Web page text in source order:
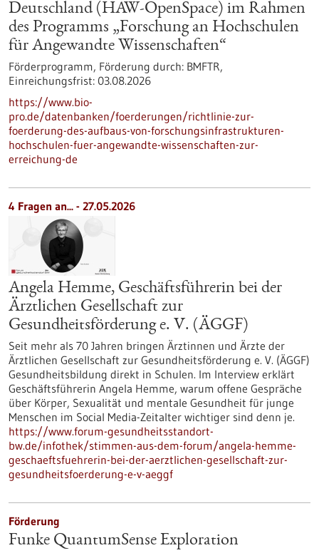
Deutschland (HAW-OpenSpace) im Rahmen
des Programms „Forschung an Hochschulen
für Angewandte Wissenschaften“
Förderprogramm, Förderung durch: BMFTR,
Einreichungsfrist: 03.08.2026
https://www.bio-
pro.de/datenbanken/foerderungen/richtlinie-zur-
foerderung-des-aufbaus-von-forschungsinfrastrukturen-
hochschulen-fuer-angewandte-wissenschaften-zur-
erreichung-de
4 Fragen an... - 27.05.2026
Angela Hemme, Geschäftsführerin bei der
Ärztlichen Gesellschaft zur
Gesundheitsförderung e. V. (ÄGGF)
Seit mehr als 70 Jahren bringen Ärztinnen und Ärzte der
Ärztlichen Gesellschaft zur Gesundheitsförderung e. V. (ÄGGF)
Gesundheitsbildung direkt in Schulen. Im Interview erklärt
Geschäftsführerin Angela Hemme, warum offene Gespräche
über Körper, Sexualität und mentale Gesundheit für junge
Menschen im Social Media-Zeitalter wichtiger sind denn je.
https://www.forum-gesundheitsstandort-
bw.de/infothek/stimmen-aus-dem-forum/angela-hemme-
geschaeftsfuehrerin-bei-der-aerztlichen-gesellschaft-zur-
gesundheitsfoerderung-e-v-aeggf
Förderung
Funke QuantumSense Exploration